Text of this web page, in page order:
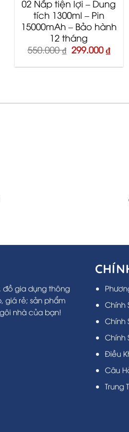
02 Nắp tiện lợi – Dung
tích 1300ml – Pin
15000mAh – Bảo hành
12 tháng
550.000₫ Original
price
was:
299.000₫
price
is:
đồ gia dụng thông
giá rẻ; sản phẩm
nhà của bạn!
Chính
Chính
Chính
Điều
Câu
Trung